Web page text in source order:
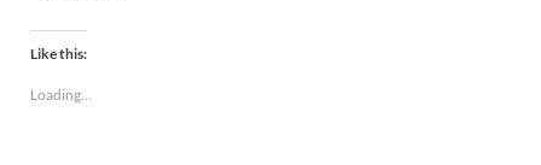
Like this:
Loading...